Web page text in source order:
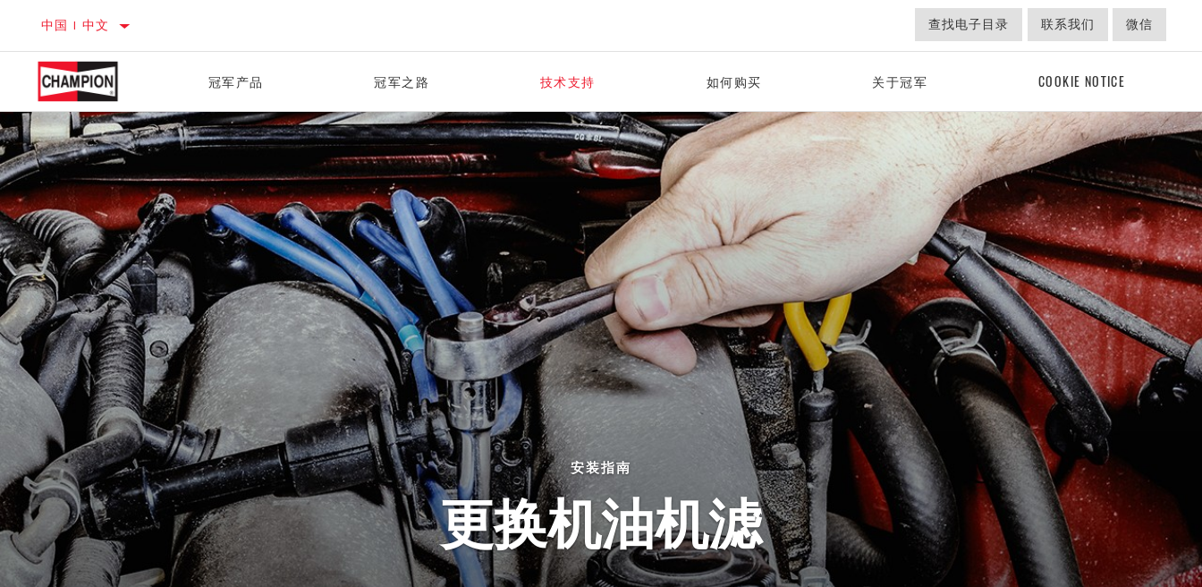
中国 | 中文 查找电子目录 联系我们 微信
冠军产品
化学品 电瓶 点火系统
冠军之路
冠军大使 冠军赛事 冠军代言人
技术支持
技术小贴士 安装指南 德雷威中国培训体系
如何购买 关于冠军 COOKIE NOTICE
安装指南
更换机油机滤